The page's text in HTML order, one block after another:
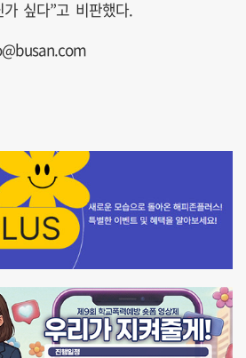
싶다”고 비판했다.